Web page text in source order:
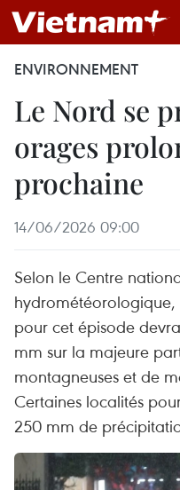
ENVIRONNEMENT
Le Nord se
orages
prochaine
14/06/2026 09:00
Selon le Centre
hydrométéorologique,
pour cet épisode
mm sur la majeure
montagneuses et de
Certaines localités
250 mm de